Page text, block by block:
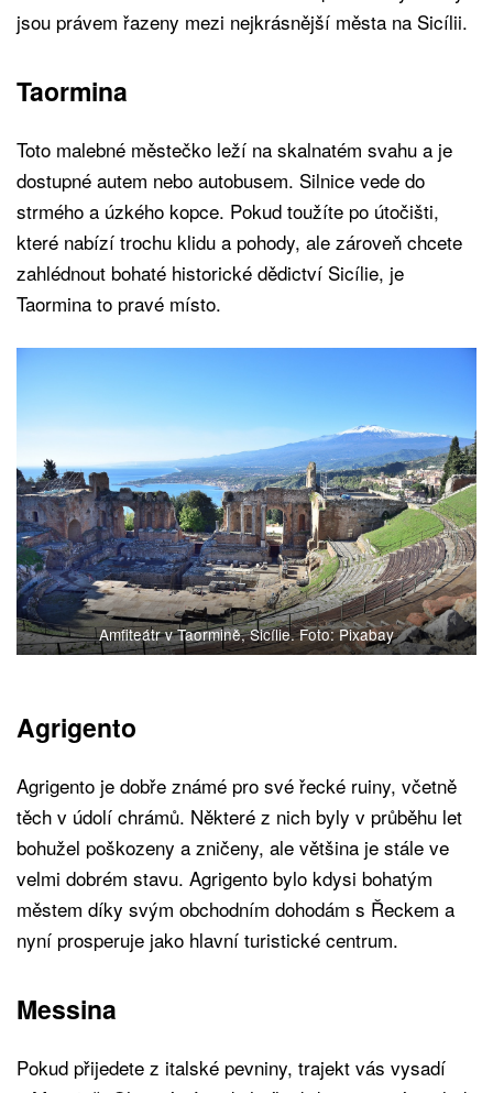
jsou právem řazeny mezi nejkrásnější města na Sicílii.
Taormina
Toto malebné městečko leží na skalnatém svahu a je
dostupné autem nebo autobusem. Silnice vede do
strmého a úzkého kopce. Pokud toužíte po útočišti,
které nabízí trochu klidu a pohody, ale zároveň chcete
zahlédnout bohaté historické dědictví Sicílie, je
Taormina to pravé místo.
Amfiteátr v Taormině, Sicílie. Foto: Pixabay
Agrigento
Agrigento je dobře známé pro své řecké ruiny, včetně
těch v údolí chrámů. Některé z nich byly v průběhu let
bohužel poškozeny a zničeny, ale většina je stále ve
velmi dobrém stavu. Agrigento bylo kdysi bohatým
městem díky svým obchodním dohodám s Řeckem a
nyní prosperuje jako hlavní turistické centrum.
Messina
Pokud přijedete z italské pevniny, trajekt vás vysadí